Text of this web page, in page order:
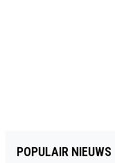
POPULAIR NIEUWS